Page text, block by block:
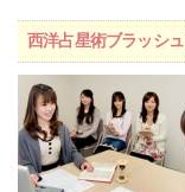
西洋占星術ブラッシ